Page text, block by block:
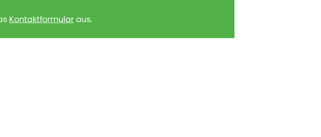
Kontaktformularaus.